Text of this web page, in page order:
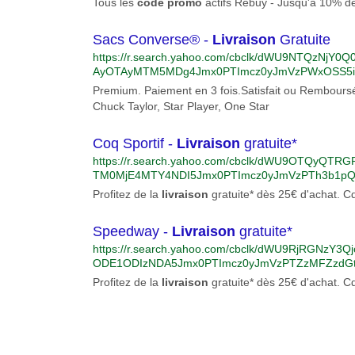
Sacs Converse® - Livraison Gratuite
https://r.search.yahoo.com/cbclk/
9OcmtzY1kyeTkyaw--/RV=2/RE=1650472003/
uGX9F-
KvjD359CHMGndUf9ZTfjwmyiGNa8K4gTe_-
8qmueE9txE8CP97EA-
Premium. Paiement en 3 fois.Satisfait ou
Chuck Taylor, Star Player, One Star
Coq Sportif - Livraison gratuite*
https://r.search.yahoo.com/cbclk/
TUlPcXRfTUY0LQ--/RV=2/RE=1650472284/
Profitez de la livraison gratuite* dès 25€ d'achat.
Speedway - Livraison gratuite*
https://r.search.yahoo.com/cbclk/
VM5bmN3LQ--/RV=2/RE=1650473421/RO=10/
Profitez de la livraison gratuite* dès 25€ d'achat.